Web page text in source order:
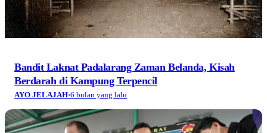
Bandit Laknat Padalarang Zaman Belanda, Kisah
Berdarah di Kampung Terpencil
AYO JELAJAH·6 bulan yang lalu